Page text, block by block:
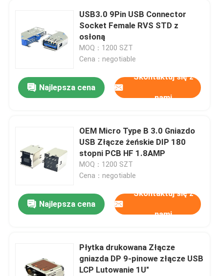
USB3.0 9Pin USB Connector
Socket Female RVS STD z
osłoną
MOQ：1200 SZT
Cena：negotiable
Najlepsza cena
Skontaktuj się z
nami
OEM Micro Type B 3.0 Gniazdo
USB Złącze żeńskie DIP 180
stopni PCB HF 1.8AMP
MOQ：1200 SZT
Cena：negotiable
Najlepsza cena
Skontaktuj się z
nami
Płytka drukowana Złącze
gniazda DP 9-pinowe złącze USB
LCP Lutowanie 1U"